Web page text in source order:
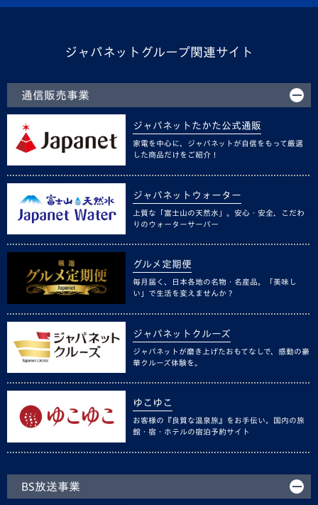
ジャパネットグループ関連サイト
通信販売事業
ジャパネットたかた公式通販
家電を中心に、ジャパネットが自信をもって厳選
した商品だけをご紹介！
ジャパネットウォーター
上質な「富士山の天然水」。安心・安全、こだわ
りのウォーターサーバー
グルメ定期便
毎月届く、日本各地の名物・名産品。「美味し
い」で生活を変えませんか？
ジャパネットクルーズ
ジャパネットが磨き上げたおもてなしで、感動の豪
華クルーズ体験を。
ゆこゆこ
お客様の『良質な温泉旅』をお手伝い。国内の旅
館・宿・ホテルの宿泊予約サイト
BS放送事業